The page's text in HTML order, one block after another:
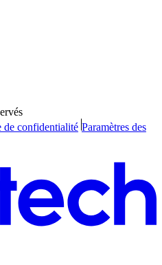
de confidentialité Paramètres des